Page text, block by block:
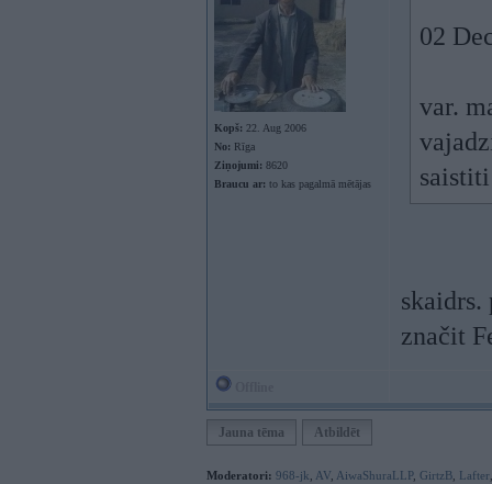
Kopš: 22. Aug 2006
No: Rīga
Ziņojumi: 8620
Braucu ar: to kas pagalmā mētājas
02
var.
značit
Jauna tēma Atbildēt
Moderatori: 968-jk AV AiwaShuraLLP, GirtzB Lafter